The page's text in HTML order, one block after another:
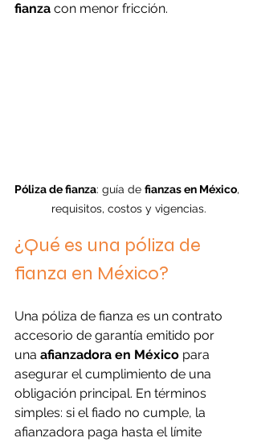
fianza con menor fricción.
Póliza de fianza: guía de fianzas en México,
requisitos, costos y vigencias.
¿Qué es una póliza de
fianza en México?
Una póliza de fianza es un contrato
accesorio de garantía emitido por
una afianzadora en México para
asegurar el cumplimiento de una
obligación principal. En términos
simples: si el fiado no cumple, la
afianzadora paga hasta el límite